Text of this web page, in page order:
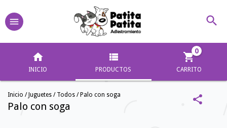
INICIO PRODUCTOS CARRITO
0
Inicio / Juguetes / Todos / Palo con soga
Palo con soga